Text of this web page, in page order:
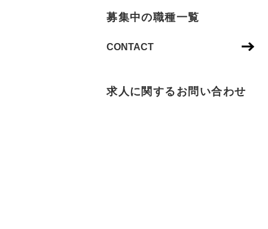
募集中の職種一覧
CONTACT
求人に関するお問い合わせ